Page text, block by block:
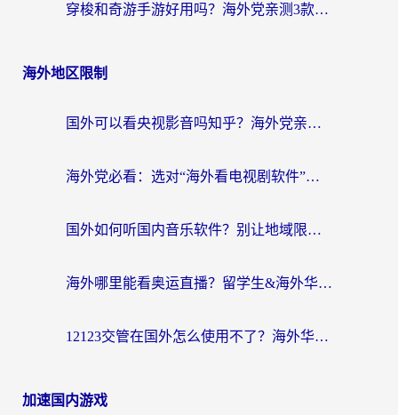
穿梭和奇游手游好用吗？海外党亲测3款回国加速器，附蜜蜂加速器七天试用攻略
海外地区限制
国外可以看央视影音吗知乎？海外党亲测有效的回国加速方案
海外党必看：选对“海外看电视剧软件”，再也不用愁国内剧刷不了
国外如何听国内音乐软件？别让地域限制，断了你的中文歌单
海外哪里能看奥运直播？留学生&海外华人必看的体育赛事观赛终极指南
12123交管在国外怎么使用不了？海外华人必看的无缝访问国内资源指南
加速国内游戏